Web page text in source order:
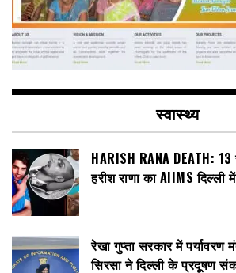
स्वास्थ्य
HARISH RANA DEATH:
हरीश राणा का AIIMS दिल्ली
रेखा गुप्ता सरकार में पर्यावरण
सिरसा ने दिल्ली के प्रदूषण